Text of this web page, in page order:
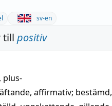
sv-en
till positiv
, plus‑
, affirmativ; bestämd,